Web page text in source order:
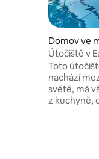
Domov ve
Útočiště v
nábřeží
Toto
nachází
světě, má
z kuchyně,
promítaný